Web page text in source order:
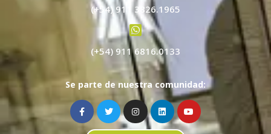
(+54) 911 3826.1965
(+54) 911 6816.0133
Se parte de nuestra comunidad: